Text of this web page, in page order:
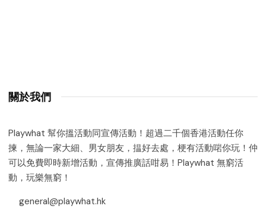
關於我們
Playwhat 幫你搵活動同宣傳活動！超過二千個香港活動任你
揀，無論一家大細、男女朋友，揾好去處，梗有活動啱你玩！仲
可以免費即時新增活動，宣傳推廣話咁易！Playwhat 無窮活
動，玩樂無窮！
general@playwhat.hk